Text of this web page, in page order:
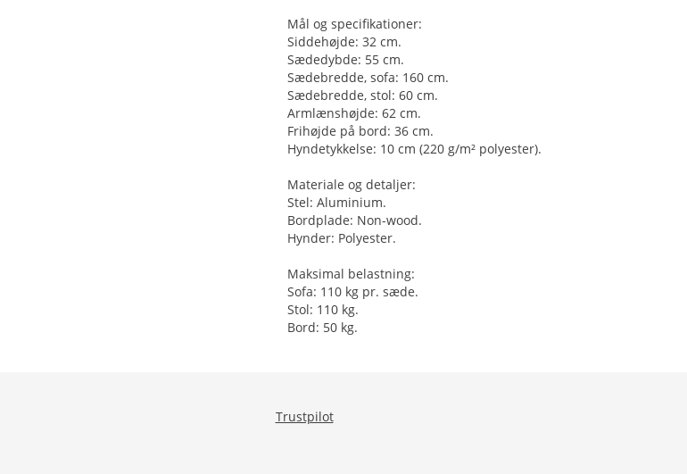
Mål og specifikationer:
Siddehøjde: 32 cm.
Sædedybde: 55 cm.
Sædebredde, sofa: 160 cm.
Sædebredde, stol: 60 cm.
Armlænshøjde: 62 cm.
Frihøjde på bord: 36 cm.
Hyndetykkelse: 10 cm (220 g/m² polyester).
Materiale og detaljer:
Stel: Aluminium.
Bordplade: Non-wood.
Hynder: Polyester.
Maksimal belastning:
Sofa: 110 kg pr. sæde.
Stol: 110 kg.
Bord: 50 kg.
Trustpilot